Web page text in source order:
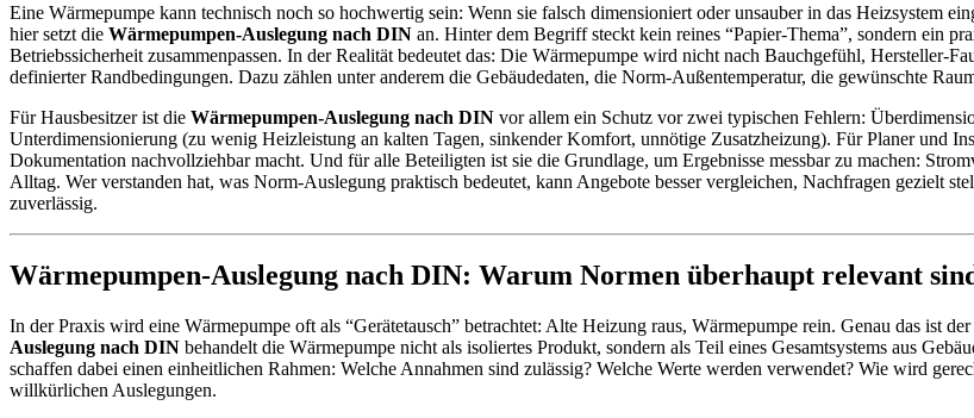
Eine Wärmepumpe kann technisch noch so hochwertig sein: Wenn sie falsch dimensioniert oder unsauber in das Heizsystem
hier setzt die Wärmepumpen-Auslegung nach DIN an. Hinter dem Begriff steckt kein reines “Papier-Thema”, sondern ein
Betriebssicherheit zusammenpassen. In der Realität bedeutet das: Die Wärmepumpe wird nicht nach Bauchgefühl, Hersteller-
definierter Randbedingungen. Dazu zählen unter anderem die Gebäudedaten, die Norm-Außentemperatur, die gewünschte
Für Hausbesitzer ist die Wärmepumpen-Auslegung nach DIN vor allem ein Schutz vor zwei typischen Fehlern:
Unterdimensionierung (zu wenig Heizleistung an kalten Tagen, sinkender Komfort, unnötige Zusatzheizung). Für Planer und
Dokumentation nachvollziehbar macht. Und für alle Beteiligten ist sie die Grundlage, um Ergebnisse messbar zu machen:
Alltag. Wer verstanden hat, was Norm-Auslegung praktisch bedeutet, kann Angebote besser vergleichen, Nachfragen gezielt
zuverlässig.
Wärmepumpen-Auslegung nach DIN: Warum Normen überhaupt relevant
In der Praxis wird eine Wärmepumpe oft als “Gerätetausch” betrachtet: Alte Heizung raus, Wärmepumpe rein. Genau das ist
Auslegung nach DIN behandelt die Wärmepumpe nicht als isoliertes Produkt, sondern als Teil eines Gesamtsystems aus
schaffen dabei einen einheitlichen Rahmen: Welche Annahmen sind zulässig? Welche Werte werden verwendet? Wie wird
willkürlichen Auslegungen.